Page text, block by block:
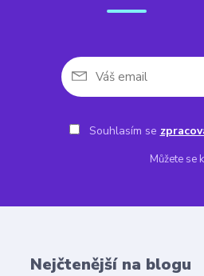
Souhlasím se
Můžete se
Nejčtenější na blogu